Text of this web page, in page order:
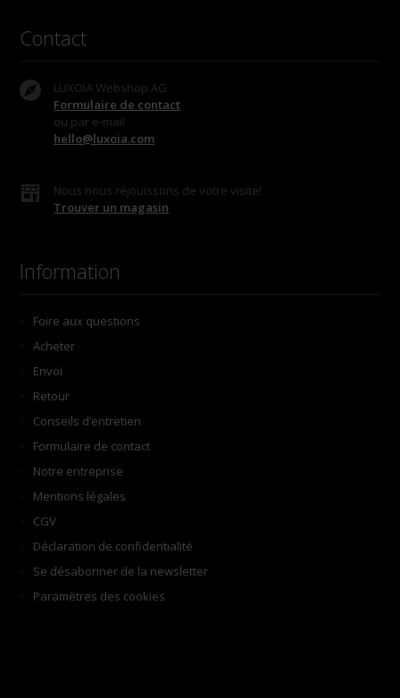
Contact
LUXOIA Webshop AG
Formulaire de contact
ou par e-mail
hello@luxoia.com
Nous nous réjouissons de votre visite!
Trouver un magasin
Information
Foire aux questions
Acheter
Envoi
Retour
Conseils d’entretien
Formulaire de contact
Notre entreprise
Mentions légales
CGV
Déclaration de confidentialité
Se désabonner de la newsletter
Paramètres des cookies